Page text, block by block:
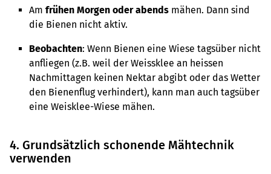
Am frühen Morgen oder abends mähen. Dann sind
die Bienen nicht aktiv.
Beobachten: Wenn Bienen eine Wiese tagsüber nicht
anfliegen (z.B. weil der Weissklee an heissen
Nachmittagen keinen Nektar abgibt oder das Wetter
den Bienenflug verhindert), kann man auch tagsüber
eine Weisklee-Wiese mähen.
4. Grundsätzlich schonende Mähtechnik
verwenden